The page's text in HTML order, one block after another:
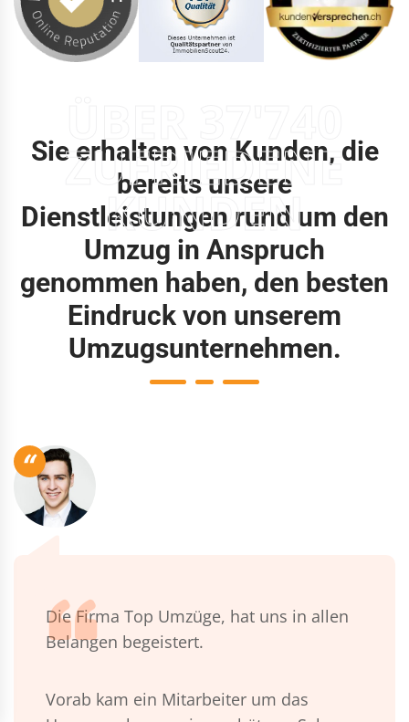
ZUFRIEDENE
KUNDEN
Sie erhalten von Kunden, die
bereits unsere
Dienstleistungen rund um den
Umzug in Anspruch
genommen haben, den besten
Eindruck von unserem
Umzugsunternehmen.
“
Die Firma Top Umzüge, hat uns in allen
Belangen begeistert.
Vorab kam ein Mitarbeiter um das